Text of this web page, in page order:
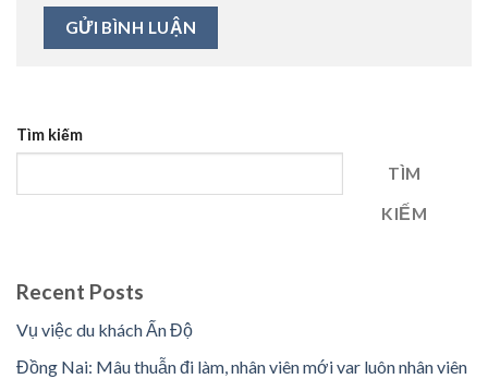
Tìm kiếm
TÌM
KIẾM
Recent Posts
Vụ việc du khách Ấn Độ
Đồng Nai: Mâu thuẫn đi làm, nhân viên mới var luôn nhân viên